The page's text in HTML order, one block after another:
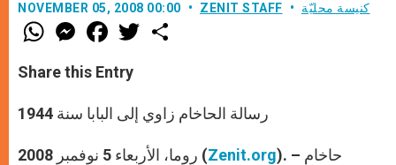
NOVEMBER 05, 2008 00:00 ZENIT STAFF كنيسة محليّة
W
h
t
s
p
p
M
e
s
e
g
e
F
a
e
b
o
k
w
r
Share this Entry
رسالة الحاخام زاوي إلى البابا سنة 1944
روما، الأربعاء 5 نوفمبر 2008 (Zenit.org). – حاخام